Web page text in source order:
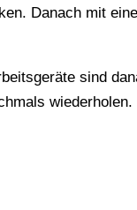
Danach mit
sind
wiederholen.